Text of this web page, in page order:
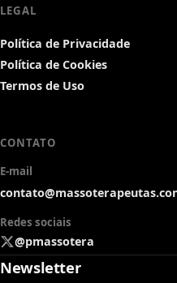
LEGAL
Política de Privacidade
Política de Cookies
Termos de Uso
CONTATO
E-mail
Redes sociais
@pmassotera
Newsletter